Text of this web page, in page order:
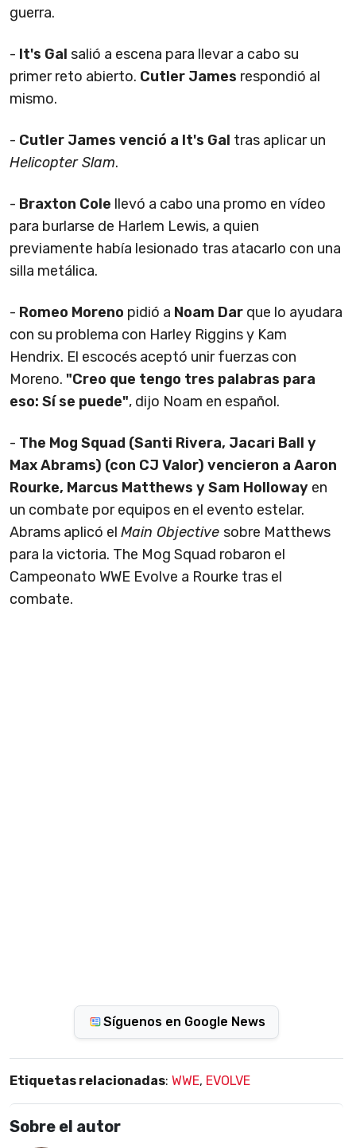
guerra.
- It's Gal salió a escena para llevar a cabo su
primer reto abierto. Cutler James respondió al
mismo.
- Cutler James venció a It's Gal tras aplicar un
Helicopter Slam.
- Braxton Cole llevó a cabo una promo en vídeo
para burlarse de Harlem Lewis, a quien
previamente había lesionado tras atacarlo con una
silla metálica.
- Romeo Moreno pidió a Noam Dar que lo ayudara
con su problema con Harley Riggins y Kam
Hendrix. El escocés aceptó unir fuerzas con
Moreno. "Creo que tengo tres palabras para
eso: Sí se puede", dijo Noam en español.
- The Mog Squad (Santi Rivera, Jacari Ball y
Max Abrams) (con CJ Valor) vencieron a Aaron
Rourke, Marcus Matthews y Sam Holloway en
un combate por equipos en el evento estelar.
Abrams aplicó el Main Objective sobre Matthews
para la victoria. The Mog Squad robaron el
Campeonato WWE Evolve a Rourke tras el
combate.
Síguenos en Google News
Etiquetas relacionadas: WWE, EVOLVE
Sobre el autor